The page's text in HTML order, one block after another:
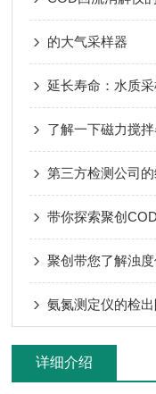
的大气采样器
延长寿命：水质
了解一下磁力搅
第三方检测公司
带你探索聚创
聚创带您了解浊
氨氮测定仪的检
详细介绍